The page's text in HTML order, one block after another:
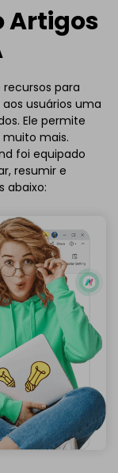
Artigos
para
usuários uma
Ele permite
mais.
foi equipado
resumir e
abaixo: